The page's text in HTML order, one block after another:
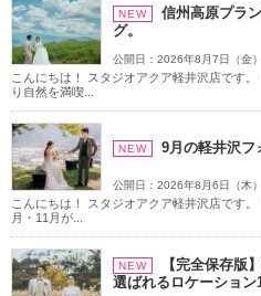
NEW
信州高原プラ
グ。
公開日：2026年8月7日（金）
こんにちは！ スタジオアクア軽井沢店です
り自然を満喫...
NEW 9月の軽井沢フ
公開日：2026年8月6日（木）
こんにちは！ スタジオアクア軽井沢店です
月・11月が...
NEW
【完全保存版
選ばれるロケーション